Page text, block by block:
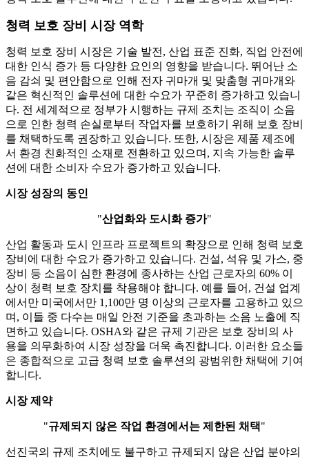
청력 보호 장비 시장 역학
청력 보호 장비 시장은 기술 발전, 산업 표준 진화, 직업 안전에
대한 인식 증가 등 다양한 요인의 영향을 받습니다. 뛰어난 소
음 감쇠 및 편안함으로 인해 전자 귀마개 및 맞춤형 귀마개와
같은 혁신적인 솔루션에 대한 수요가 꾸준히 증가하고 있습니
다. 전 세계적으로 정부가 시행하는 규제 조치는 조직이 소음
으로 인한 청력 손실로부터 작업자를 보호하기 위해 보호 장비
를 채택하도록 권장하고 있습니다. 또한, 시장은 제품 제조에
서 환경 친화적인 소재로 전환하고 있으며, 지속 가능한 솔루
션에 대한 소비자 수요가 증가하고 있습니다.
시장 성장의 동인
"산업화와 도시화 증가"
산업 활동과 도시 인프라 프로젝트의 확장으로 인해 청력 보호
장비에 대한 수요가 증가하고 있습니다. 건설, 석유 및 가스, 중
장비 등 소음이 심한 환경에 종사하는 산업 근로자의 60% 이
상이 청력 보호 장치를 착용해야 합니다. 예를 들어, 건설 업계
에서만 미국에서만 1,100만 명 이상의 근로자를 고용하고 있으
며, 이들 중 다수는 매일 안전 기준을 초과하는 소음 노출에 직
면하고 있습니다. OSHA와 같은 규제 기관은 보호 장비의 사
용을 의무화하여 시장 성장을 더욱 촉진합니다. 이러한 요소들
은 종합적으로 고급 청력 보호 솔루션의 광범위한 채택에 기여
합니다.
시장 제약
"규제되지 않은 작업 환경에서는 제한된 채택"
선진국의 규제 조치에도 불구하고 규제되지 않은 산업 분야의